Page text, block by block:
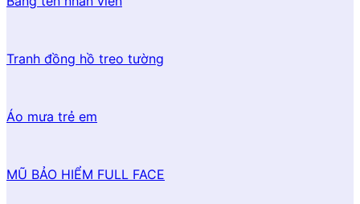
Tranh đồng hồ treo tường
Áo mưa trẻ em
MŨ BẢO HIỂM FULL FACE